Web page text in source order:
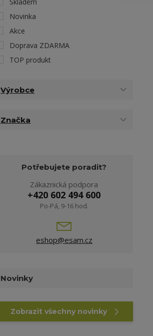
Novinka
Akce
Doprava ZDARMA
TOP produkt
Výrobce
Značka
Potřebujete poradit?
Zákaznická podpora
+420 602 494 600
Po-Pá, 9-16 hod.
eshop@esam.cz
Novinky
Zobrazit všechny novinky